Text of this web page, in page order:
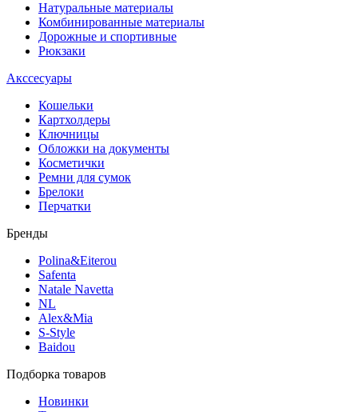
Натуральные материалы
Комбинированные материалы
Дорожные и спортивные
Рюкзаки
Акссесуары
Кошельки
Картхолдеры
Ключницы
Обложки на документы
Косметички
Ремни для сумок
Брелоки
Перчатки
Бренды
Polina&Eiterou
Safenta
Natale Navetta
NL
Alex&Mia
S-Style
Baidou
Подборка товаров
Новинки